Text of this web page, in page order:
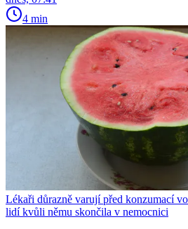
4 min
Lékaři důrazně varují před konzumací
lidí kvůli němu skončila v nemocnici